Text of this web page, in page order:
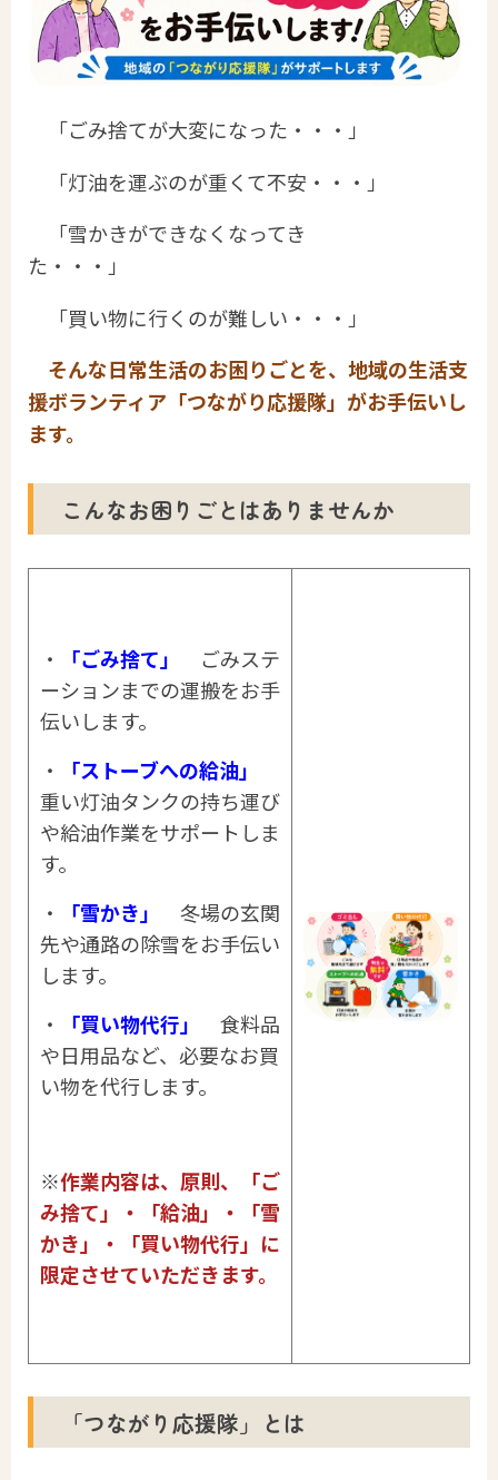
「ごみ捨てが大変になった・・・」
「灯油を運ぶのが重くて不安・・・」
「雪かきができなくなってき
た・・・」
「買い物に行くのが難しい・・・」
そんな日常生活のお困りごとを、地域の生活支
援ボランティア「つながり応援隊」がお手伝いし
ます。
こんなお困りごとはありませんか
・ 「ごみ捨て」
ごみステ
ーションまでの運搬をお手
伝いします。
・
「ストーブへの給油」
重い灯油タンクの持ち運び
や給油作業をサポートしま
す。
・
「雪かき」
冬場の玄関
先や通路の除雪をお手伝い
します。
・
「買い物代行」
食料品
や日用品など、必要なお買
い物を代行します。
※作業内容は、原則、「ご
み捨て」・「給油」・「雪
かき」・「買い物代行」に
限定させていただきます。
「つながり応援隊」とは